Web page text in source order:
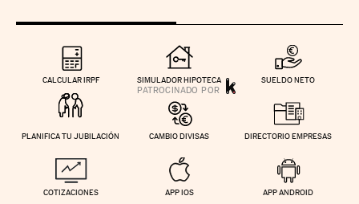
CALCULAR IRPF SIMULADOR HIPOTECA SUELDO NETO
PLANIFICA TU JUBILACIÓN CAMBIO DIVISAS DIRECTORIO EMPRESAS
COTIZACIONES APP IOS APP ANDROID